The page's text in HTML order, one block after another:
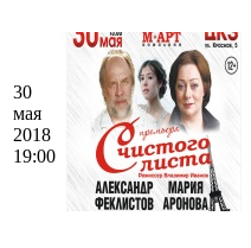
30
мая
2018
19:00